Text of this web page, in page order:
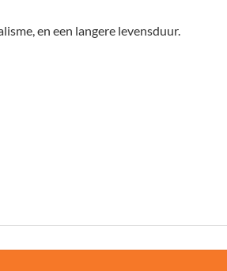
en een langere levensduur.